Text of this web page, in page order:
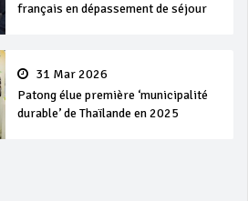
français en dépassement de séjour
31 Mar 2026
Patong élue première ‘municipalité
durable’ de Thaïlande en 2025